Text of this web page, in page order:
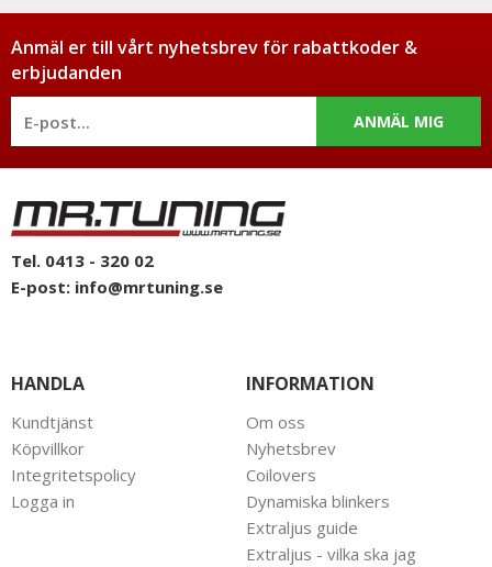
Anmäl er till vårt nyhetsbrev för rabattkoder &
erbjudanden
ANMÄL MIG
Tel. 0413 - 320 02
E-post: info@mrtuning.se
HANDLA
Kundtjänst
Köpvillkor
Integritetspolicy
Logga in
INFORMATION
Om oss
Nyhetsbrev
Coilovers
Dynamiska blinkers
Extraljus guide
Extraljus - vilka ska jag